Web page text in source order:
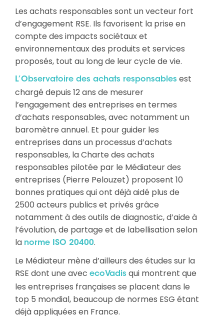
Les achats responsables sont un vecteur fort
d’engagement RSE. Ils favorisent la prise en
compte des impacts sociétaux et
environnementaux des produits et services
proposés, tout au long de leur cycle de vie.
L’Observatoire des achats responsables est
chargé depuis 12 ans de mesurer
l’engagement des entreprises en termes
d’achats responsables, avec notamment un
baromètre annuel. Et pour guider les
entreprises dans un processus d’achats
responsables, la Charte des achats
responsables pilotée par le Médiateur des
entreprises (Pierre Pelouzet) proposent 10
bonnes pratiques qui ont déjà aidé plus de
2500 acteurs publics et privés grâce
notamment à des outils de diagnostic, d’aide à
l’évolution, de partage et de labellisation selon
la norme ISO 20400.
Le Médiateur mène d’ailleurs des études sur la
RSE dont une avec ecoVadis qui montrent que
les entreprises françaises se placent dans le
top 5 mondial, beaucoup de normes ESG étant
déjà appliquées en France.